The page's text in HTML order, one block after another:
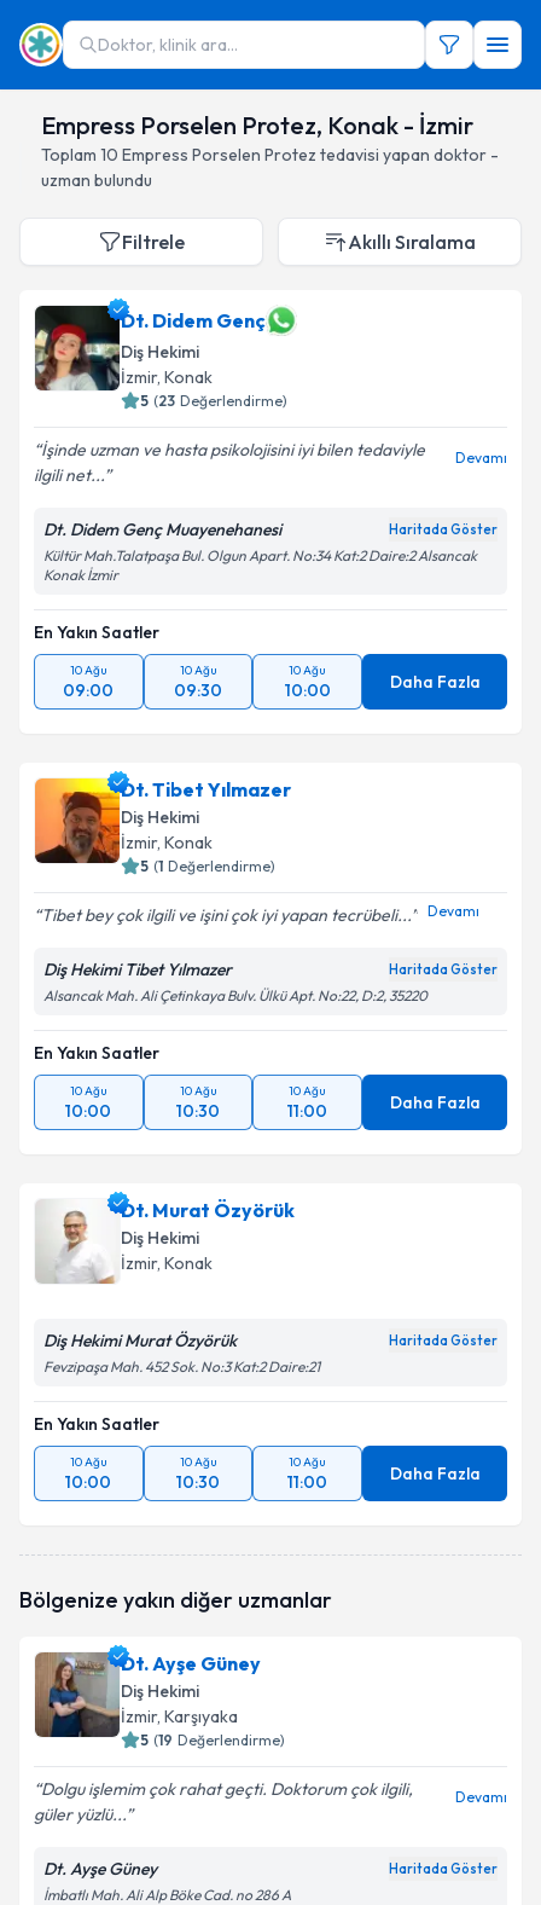
Doktor, klinik ara...
Empress Porselen Protez, Konak - İzmir
Toplam 10 Empress Porselen Protez tedavisi yapan doktor -
uzman bulundu
Filtrele Akıllı Sıralama
Dt. Didem Genç
Diş Hekimi
İzmir, Konak
5 (23 Değerlendirme)
İşinde uzman ve hasta psikolojisini iyi bilen tedaviyle
ilgili net...
Devamı
Dt. Didem Genç Muayenehanesi Haritada Göster
Kültür Mah.Talatpaşa Bul. Olgun Apart. No:34 Kat:2 Daire:2 Alsancak
Konak İzmir
En Yakın Saatler
10 Ağu
09:00
10 Ağu
09:30
10 Ağu
10:00 Daha Fazla
Dt. Tibet Yılmazer
Diş Hekimi
İzmir, Konak
5 (1 Değerlendirme)
Tibet bey çok ilgili ve işini çok iyi yapan tecrübeli... Devamı
Diş Hekimi Tibet Yılmazer Haritada Göster
Alsancak Mah. Ali Çetinkaya Bulv. Ülkü Apt. No:22, D:2, 35220
En Yakın Saatler
10 Ağu
10:00
10 Ağu
10:30
10 Ağu
11:00 Daha Fazla
Dt. Murat Özyörük
Diş Hekimi
İzmir, Konak
Diş Hekimi Murat Özyörük Haritada Göster
Fevzipaşa Mah. 452 Sok. No:3 Kat:2 Daire:21
En Yakın Saatler
10 Ağu
10:00
10 Ağu
10:30
10 Ağu
11:00 Daha Fazla
Bölgenize yakın diğer uzmanlar
Dt. Ayşe Güney
Diş Hekimi
İzmir, Karşıyaka
5 (19 Değerlendirme)
Dolgu işlemim çok rahat geçti. Doktorum çok ilgili,
güler yüzlü...
Devamı
Dt. Ayşe Güney Haritada Göster
İmbatlı Mah. Ali Alp Böke Cad. no 286 A